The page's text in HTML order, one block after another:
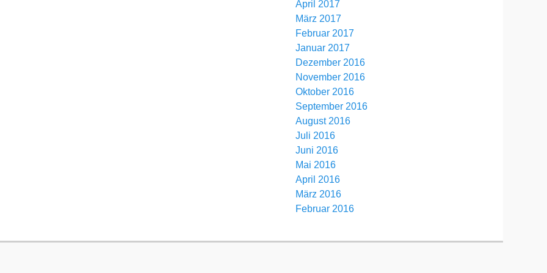
April 2017
März 2017
Februar 2017
Januar 2017
Dezember 2016
November 2016
Oktober 2016
September 2016
August 2016
Juli 2016
Juni 2016
Mai 2016
April 2016
März 2016
Februar 2016